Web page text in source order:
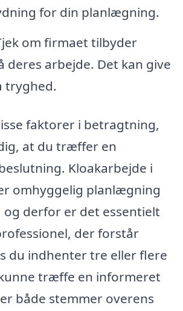
for din planlægning.
om firmaet tilbyder
deres arbejde. Det kan give
tryghed.
faktorer i betragtning,
at du træffer en
Kloakarbejde i
omhyggelig planlægning
og derfor er det essentielt
der forstår
du indhenter tre eller flere
træffe en informeret
både stemmer overens